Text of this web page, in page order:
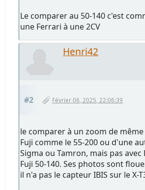
Le comparer au 50-140 c'est
une Ferrari à une 2CV
Henri42
#2 Février 06, 2025, 22:06:39
le comparer à un zoom de
Fuji comme le 55-200 ou d'une
Sigma ou Tamron, mais pas avec
Fuji 50-140. Ses photos sont
il n'a pas le capteur IBIS sur le X-